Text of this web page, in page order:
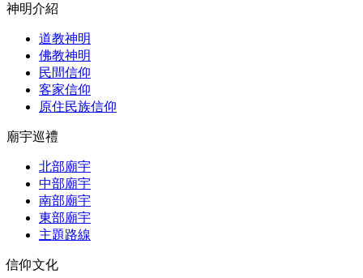
神明介紹
道教神明
佛教神明
民間信仰
客家信仰
原住民族信仰
廟宇巡禮
北部廟宇
中部廟宇
南部廟宇
東部廟宇
主題路線
信仰文化